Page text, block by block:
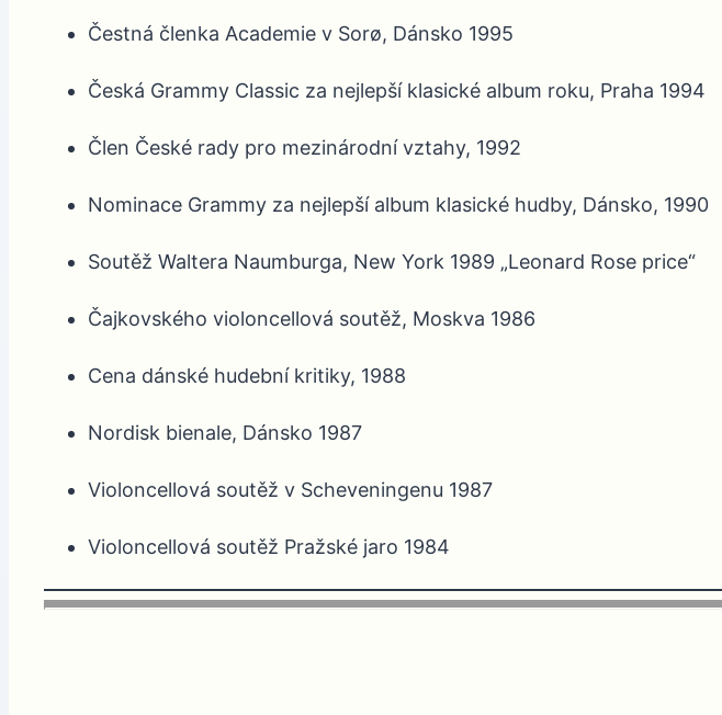
Čestná členka Academie v Sorø, Dánsko 1995
Česká Grammy Classic za nejlepší klasické album roku, Praha 1994
Člen České rady pro mezinárodní vztahy, 1992
Nominace Grammy za nejlepší album klasické hudby, Dánsko, 1990
Soutěž Waltera Naumburga, New York 1989 „Leonard Rose price“
Čajkovského violoncellová soutěž, Moskva 1986
Cena dánské hudební kritiky, 1988
Nordisk bienale, Dánsko 1987
Violoncellová soutěž v Scheveningenu 1987
Violoncellová soutěž Pražské jaro 1984